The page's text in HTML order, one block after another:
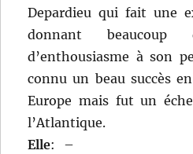
Depardieu qui fait une
donnant
d’enthousiasme à son
connu un beau succès
Europe mais fut un
l’Atlantique.
Elle:
–